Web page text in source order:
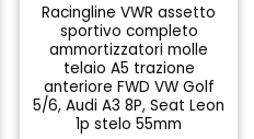
Racingline VWR assetto
sportivo completo
ammortizzatori molle
telaio A5 trazione
anteriore FWD VW Golf
5/6, Audi A3 8P, Seat Leon
1p stelo 55mm